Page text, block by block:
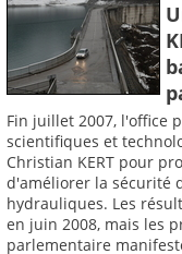
Fin juillet 2007, l'office
scientifiques et
Christian KERT pour
d'améliorer la sécurité
hydrauliques. Les
en juin 2008, mais les
parlementaire